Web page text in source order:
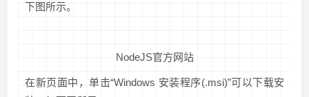
下图所示。
NodeJS官方网站
在新页面中，单击“Windows 安装程序(.msi)”可以下载安